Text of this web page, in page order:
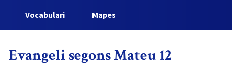
Vocabulari Mapes
Evangeli segons Mateu 12